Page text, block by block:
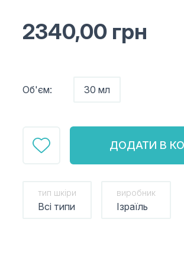
2340,00 грн
Об'єм: 30 мл
ДОДАТИ В
тип шкіри
Всі типи
виробник
Ізраїль